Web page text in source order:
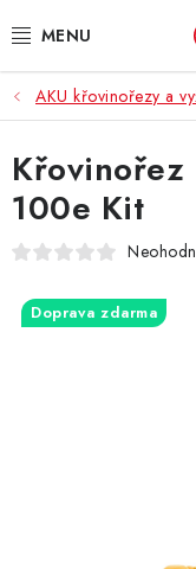
na
ZAHRADA, LES
DÍLNA, STAVBA
MILWAUKEE
AKU křovinořezy a
100e Kit
Doprava zdarma